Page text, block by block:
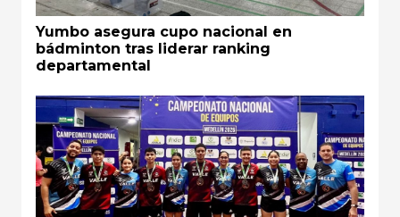
Yumbo asegura cupo nacional en
bádminton tras liderar ranking
departamental